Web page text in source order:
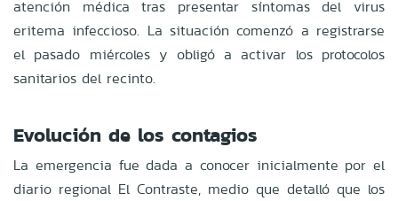
atención médica tras presentar síntomas del virus
eritema infeccioso. La situación comenzó a registrarse
el pasado miércoles y obligó a activar los protocolos
sanitarios del recinto.
Evolución de los contagios
La emergencia fue dada a conocer inicialmente por el
diario regional El Contraste, medio que detalló que los